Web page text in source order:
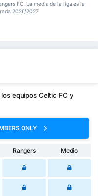
FC. La media de la liga es la
2026/2027.
equipos Celtic FC y
ONLY
Rangers
Medio